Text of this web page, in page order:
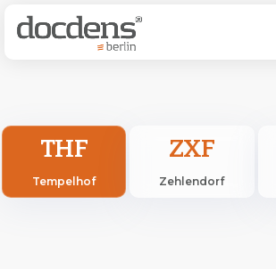
THF
Tempelhof
ZXF
Zehlendorf